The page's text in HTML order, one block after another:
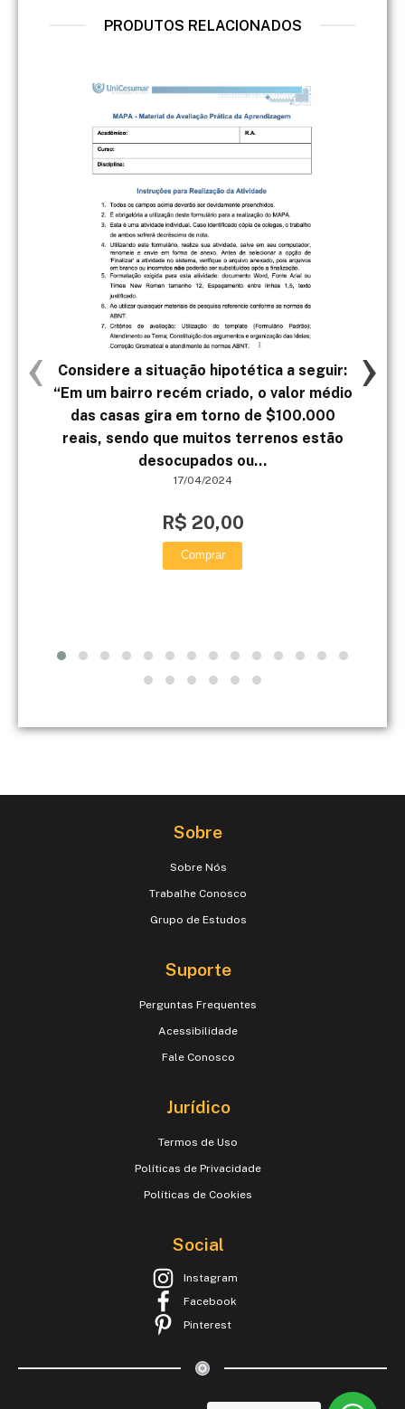
PRODUTOS RELACIONADOS
Considere a situação hipotética a seguir:
“Em um bairro recém criado, o valor médio
das casas gira em torno de $100.000
reais, sendo que muitos terrenos estão
desocupados ou...
17/04/2024
R$ 20,00
Comprar
‹ ›
Sobre
Sobre Nós
Trabalhe Conosco
Grupo de Estudos
Suporte
Perguntas Frequentes
Acessibilidade
Fale Conosco
Jurídico
Termos de Uso
Políticas de Privacidade
Políticas de Cookies
Social
Instagram
Facebook
Pinterest